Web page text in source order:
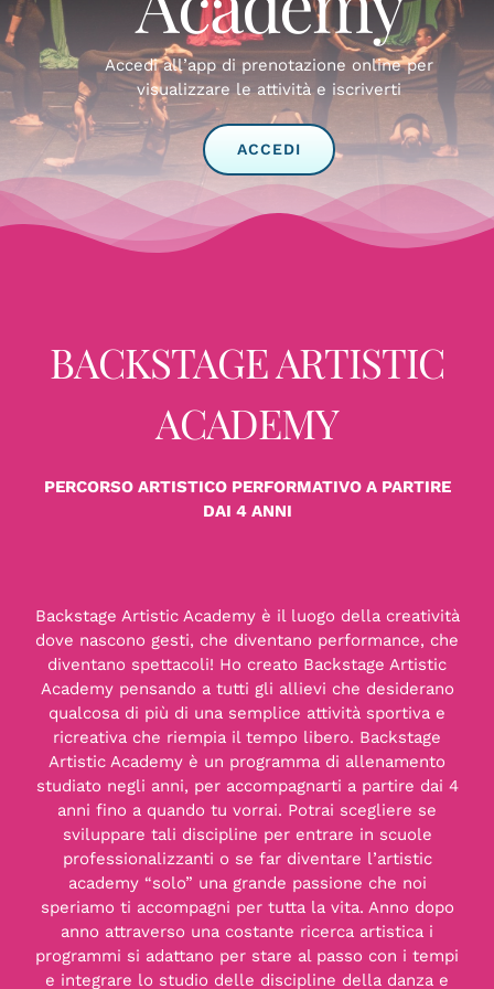
Accedi all’app di prenotazione online per
visualizzare le attività e iscriverti
ACCEDI
BACKSTAGE ARTISTIC
ACADEMY
PERCORSO ARTISTICO PERFORMATIVO A PARTIRE
DAI 4 ANNI
Backstage Artistic Academy è il luogo della creatività
dove nascono gesti, che diventano performance, che
diventano spettacoli! Ho creato Backstage Artistic
Academy pensando a tutti gli allievi che desiderano
qualcosa di più di una semplice attività sportiva e
ricreativa che riempia il tempo libero. Backstage
Artistic Academy è un programma di allenamento
studiato negli anni, per accompagnarti a partire dai 4
anni fino a quando tu vorrai. Potrai scegliere se
sviluppare tali discipline per entrare in scuole
professionalizzanti o se far diventare l’artistic
academy “solo” una grande passione che noi
speriamo ti accompagni per tutta la vita. Anno dopo
anno attraverso una costante ricerca artistica i
programmi si adattano per stare al passo con i tempi
e integrare lo studio delle discipline della danza e